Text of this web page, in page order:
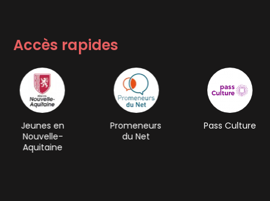
Accès rapides
Jeunes en
Nouvelle-
Aquitaine
Promeneurs
du Net
Pass Culture